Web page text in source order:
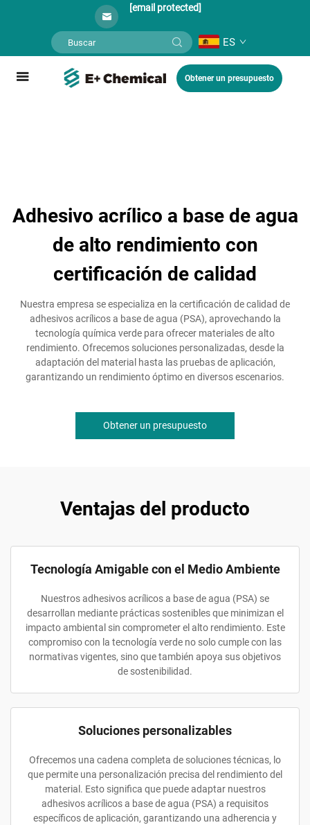
[email protected]
ES
Obtener un presupuesto
Adhesivo acrílico a base de agua
de alto rendimiento con
certificación de calidad
Nuestra empresa se especializa en la certificación de calidad de
adhesivos acrílicos a base de agua (PSA), aprovechando la
tecnología química verde para ofrecer materiales de alto
rendimiento. Ofrecemos soluciones personalizadas, desde la
adaptación del material hasta las pruebas de aplicación,
garantizando un rendimiento óptimo en diversos escenarios.
Obtener un presupuesto
Ventajas del producto
Tecnología Amigable con el Medio Ambiente
Nuestros adhesivos acrílicos a base de agua (PSA) se
desarrollan mediante prácticas sostenibles que minimizan el
impacto ambiental sin comprometer el alto rendimiento. Este
compromiso con la tecnología verde no solo cumple con las
normativas vigentes, sino que también apoya sus objetivos
de sostenibilidad.
Soluciones personalizables
Ofrecemos una cadena completa de soluciones técnicas, lo
que permite una personalización precisa del rendimiento del
material. Esto significa que puede adaptar nuestros
adhesivos acrílicos a base de agua (PSA) a requisitos
específicos de aplicación, garantizando una adherencia y